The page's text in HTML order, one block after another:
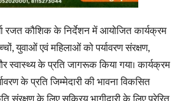
रजत कौशिक के निर्देशन में आयोजित कार्यक्रम
युवाओं एवं महिलाओं को पर्यावरण संरक्षण,
स्वास्थ्य के प्रति जागरूक किया गया। कार्यक्रम
के प्रति जिम्मेदारी की भावना विकसित